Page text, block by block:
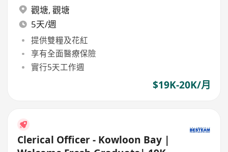
觀塘, 觀塘
5天/週
提供雙糧及花紅
享有全面醫療保險
實行5天工作週
$19K-20K/月
Clerical Officer - Kowloon Bay |